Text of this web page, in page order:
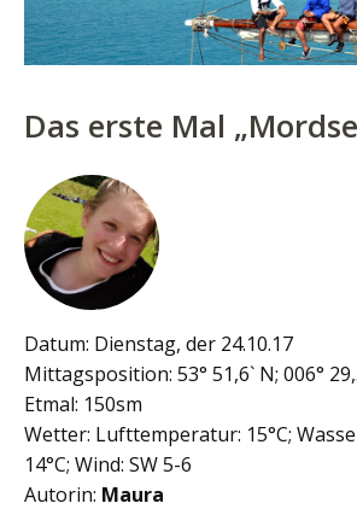
Das erste Mal
Datum: Dienstag, der 24.10.17
Mittagsposition: 53° 51,6` N; 006°
Etmal: 150sm
Wetter: Lufttemperatur: 15°C;
14°C; Wind: SW 5-6
Autorin: Maura